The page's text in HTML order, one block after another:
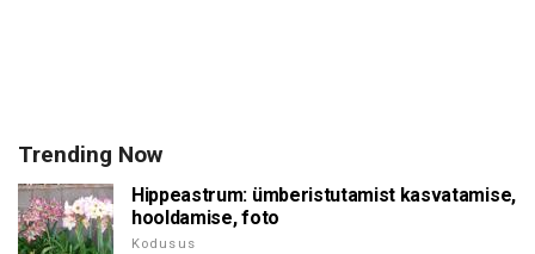
Trending Now
Hippeastrum: ümberistutamist kasvatamise,
hooldamise, foto
Kodusus